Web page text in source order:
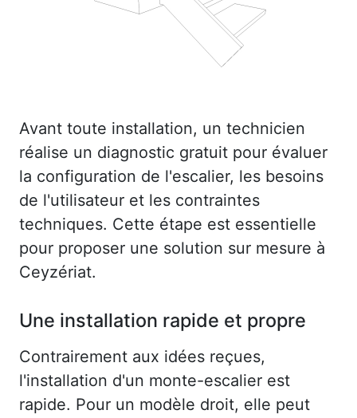
Avant toute installation, un technicien
réalise un diagnostic gratuit pour évaluer
la configuration de l'escalier, les besoins
de l'utilisateur et les contraintes
techniques. Cette étape est essentielle
pour proposer une solution sur mesure à
Ceyzériat.
Une installation rapide et propre
Contrairement aux idées reçues,
l'installation d'un monte-escalier est
rapide. Pour un modèle droit, elle peut